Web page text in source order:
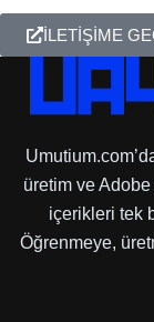
İLETİŞİME
üretim ve Adobe
içerikleri tek
Öğrenmeye,